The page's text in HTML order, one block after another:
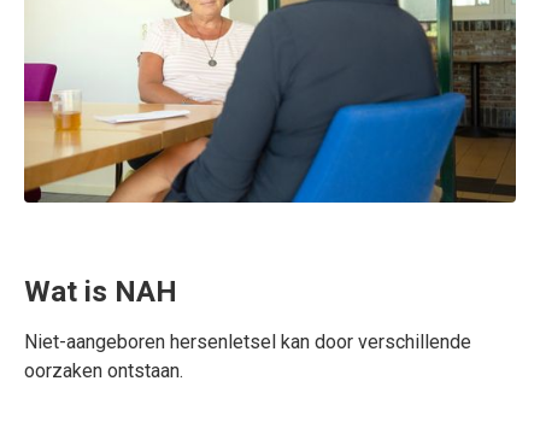
Wat is NAH
Niet-aangeboren hersenletsel kan door verschillende
oorzaken ontstaan.